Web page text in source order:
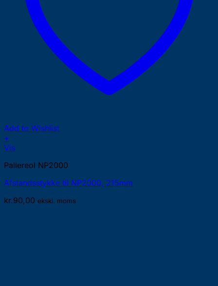
Add to Wishlist
+
Vis
Pallereol NP2000
Afstandsstykke til NP2000, 215mm
kr.90,00 ekskl. moms